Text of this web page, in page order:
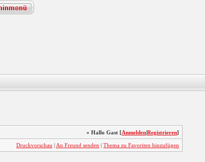
» Hallo Gast [Anmelden|Registrieren]
Druckvorschau | An Freund senden | Thema zu Favoriten hinzufügen